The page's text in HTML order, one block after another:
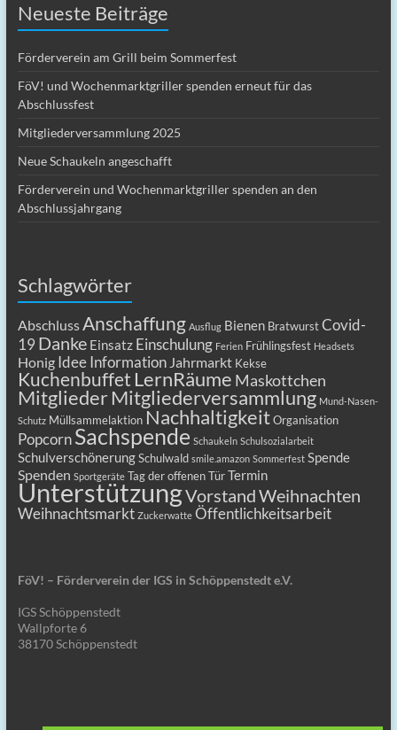
Neueste Beiträge
Förderverein am Grill beim Sommerfest
FöV! und Wochenmarktgriller spenden erneut für das
Abschlussfest
Mitgliederversammlung 2025
Neue Schaukeln angeschafft
Förderverein und Wochenmarktgriller spenden an den
Abschlussjahrgang
Schlagwörter
AbschlussAnschaffung Ausflug Bienen Bratwurst Covid-
19 Danke Einsatz Einschulung Ferien Frühlingsfest Headsets
Honig Idee Information Jahrmarkt Kekse
Kuchenbuffet LernRäume Maskottchen
Mitglieder Mitgliederversammlung Mund-Nasen-
Schutz Müllsammelaktion Nachhaltigkeit Organisation
Popcorn Sachspende Schaukeln Schulsozialarbeit
Schulverschönerung Schulwald smile.amazon Sommerfest Spende
Spenden Sportgeräte Tag der offenen Tür Termin
UnterstützungVorstandWeihnachten
Weihnachtsmarkt Zuckerwatte Öffentlichkeitsarbeit
FöV! – Förderverein der IGS in Schöppenstedt e.V.
IGS Schöppenstedt
Wallpforte 6
38170 Schöppenstedt